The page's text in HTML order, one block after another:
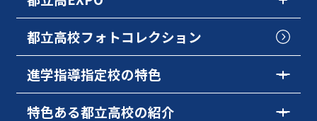
都立高校フォトコレクション
進学指導指定校の特色
特色ある都立高校の紹介